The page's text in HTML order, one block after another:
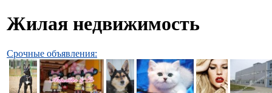
Жилая недвижимость
Срочные объявления: